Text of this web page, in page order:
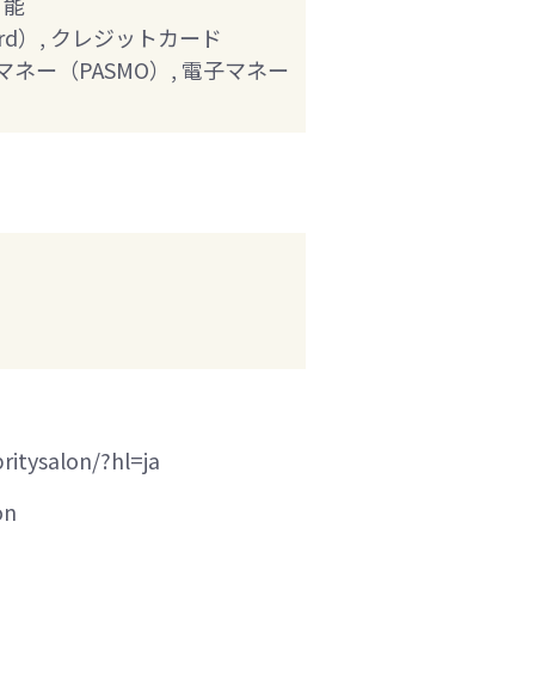
）, クレジットカード
ー（PASMO）, 電子マネー
?hl=ja